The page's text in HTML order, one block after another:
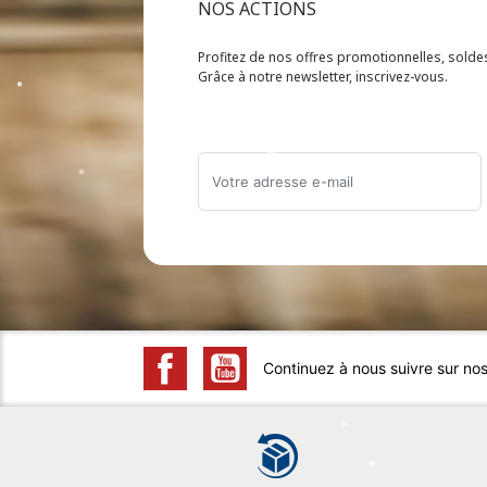
NOS ACTIONS
Profitez de nos offres promotionnelles,
Grâce à notre newsletter, inscrivez-vous.
Continuez à nous suivre sur